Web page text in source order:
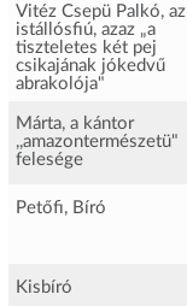
Vitéz Csepü Palkó, az
istállósfiú, azaz „a
tiszteletes két pej
csikajának jókedvű
abrakolója"
Márta, a kántor
,,amazontermészetü"
felesége
Petőfi, Bíró
Kisbíró